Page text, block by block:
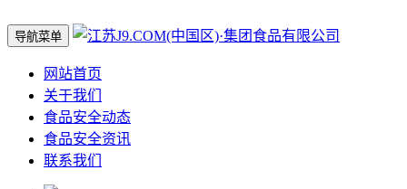
导航菜单
网站首页
关于我们
食品安全动态
食品安全资讯
联系我们